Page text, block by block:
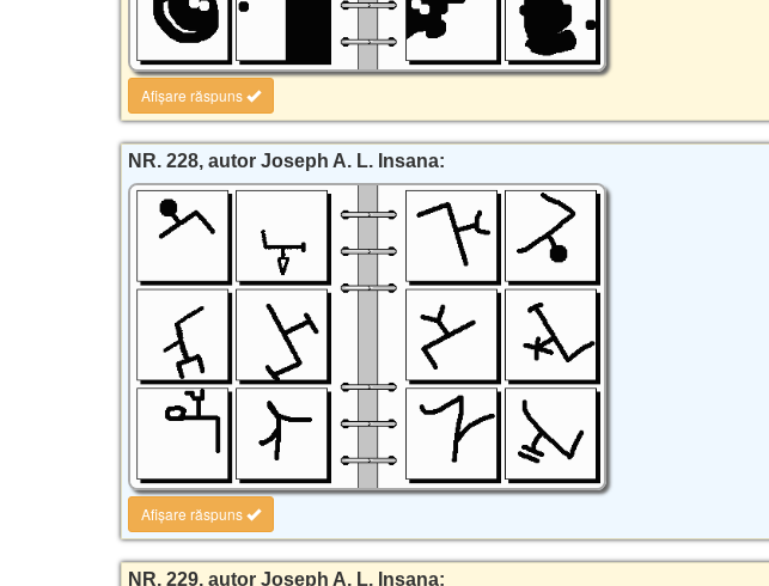
Afișare răspuns
NR. 228, autor Joseph A. L. Insana:
Afișare răspuns
NR. 229, autor Joseph A. L. Insana: